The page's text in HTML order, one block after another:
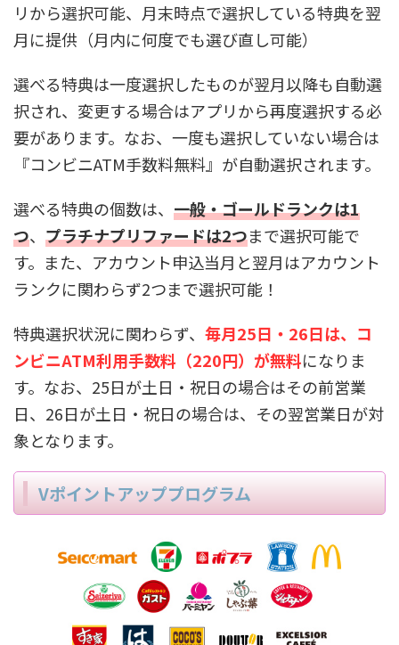
リから選択可能、月末時点で選択している特典を翌
月に提供（月内に何度でも選び直し可能）
選べる特典は一度選択したものが翌月以降も自動選
択され、変更する場合はアプリから再度選択する必
要があります。なお、一度も選択していない場合は
『コンビニATM手数料無料』が自動選択されます。
選べる特典の個数は、 一般・ゴールドランクは1
つ、 プラチナプリファードは2つまで選択可能で
す。また、アカウント申込当月と翌月はアカウント
ランクに関わらず2つまで選択可能！
特典選択状況に関わらず、 毎月25日・26日は、コ
ンビニATM利用手数料（220円）が無料になりま
す。なお、25日が土日・祝日の場合はその前営業
日、26日が土日・祝日の場合は、その翌営業日が対
象となります。
Vポイントアッププログラム